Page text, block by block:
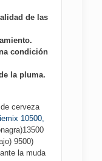
de las
condición
la pluma.
cerveza
10500,
9500)
la muda